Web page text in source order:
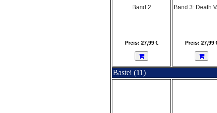
Band 2
Preis: 27,99 €
Band 3: Death
Preis: 27,99
Bastei (11)